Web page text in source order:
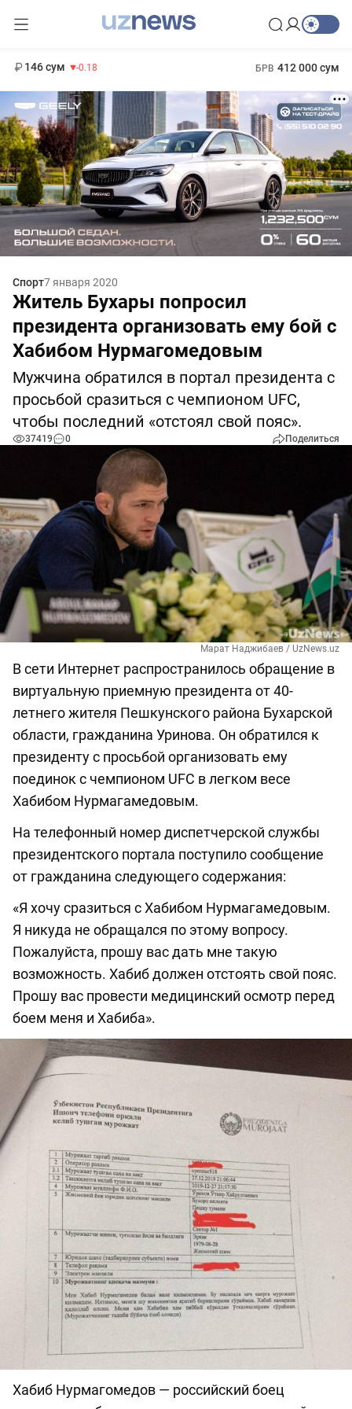
146 сум -0.18 БРВ 412 000 сум
Спорт7 января 2020
Житель Бухары попросил
президента организовать ему бой с
Хабибом Нурмагомедовым
Мужчина обратился в портал президента с
просьбой сразиться с чемпионом UFC,
чтобы последний «отстоял свой пояс».
37419 0 Поделиться
Марат Наджибаев / UzNews.uz
В сети Интернет распространилось обращение в
виртуальную приемную президента от 40-
летнего жителя Пешкунского района Бухарской
области, гражданина Уринова. Он обратился к
президенту с просьбой организовать ему
поединок с чемпионом UFC в легком весе
Хабибом Нурмагамедовым.
На телефонный номер диспетчерской службы
президентского портала поступило сообщение
от гражданина следующего содержания:
«Я хочу сразиться с Хабибом Нурмагамедовым.
Я никуда не обращался по этому вопросу.
Пожалуйста, прошу вас дать мне такую
возможность. Хабиб должен отстоять свой пояс.
Прошу вас провести медицинский осмотр перед
боем меня и Хабиба».
Хабиб Нурмагомедов — российский боец